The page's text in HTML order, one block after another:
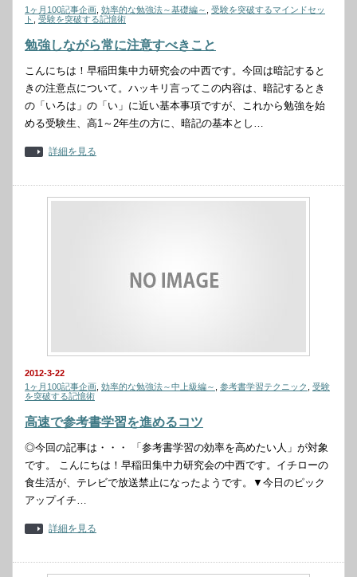
1ヶ月100記事企画 効率的な勉強法～基礎編～
受験を突破するマインドセッ
ト
受験を突破する記憶術
勉強しながら常に注意すべきこと
こんにちは！早稲田集中力研究会の中西です。今回は暗記すると
きの注意点について。ハッキリ言ってこの内容は、暗記するとき
の「いろは」の「い」に近い基本事項ですが、これから勉強を始
める受験生、高1～2年生の方に、暗記の基本とし…
詳細を見る
2012-3-22
1ヶ月100記事企画 効率的な勉強法～中上級編～ 参考書学習テクニック
受験
を突破する記憶術
高速で参考書学習を進めるコツ
◎今回の記事は・・・ 「参考書学習の効率を高めたい人」が対象
です。 こんにちは！早稲田集中力研究会の中西です。イチローの
食生活が、テレビで放送禁止になったようです。▼今日のピック
アップイチ…
詳細を見る